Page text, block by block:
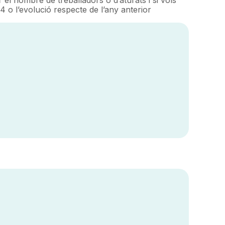
o l’evolució respecte de l’any anterior